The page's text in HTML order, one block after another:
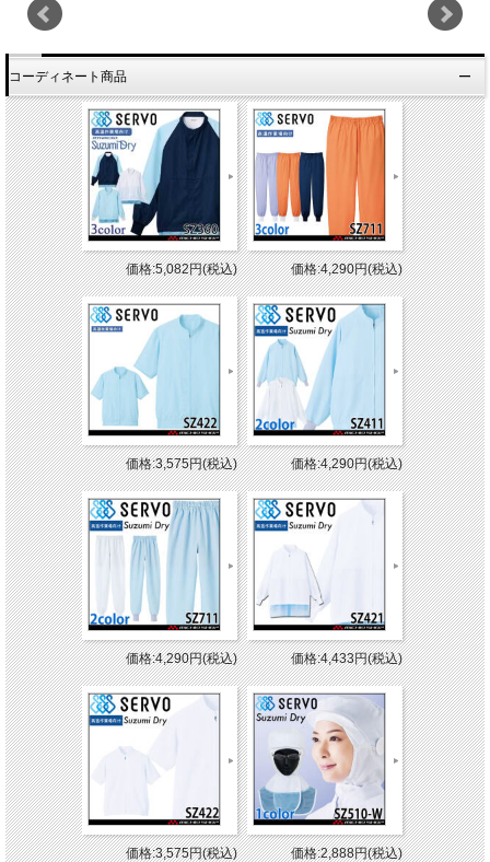
コーディネート商品
価格:5,082円(税込) 価格:4,290円(税込)
価格:3,575円(税込) 価格:4,290円(税込)
価格:4,290円(税込) 価格:4,433円(税込)
価格:3,575円(税込) 価格:2,888円(税込)